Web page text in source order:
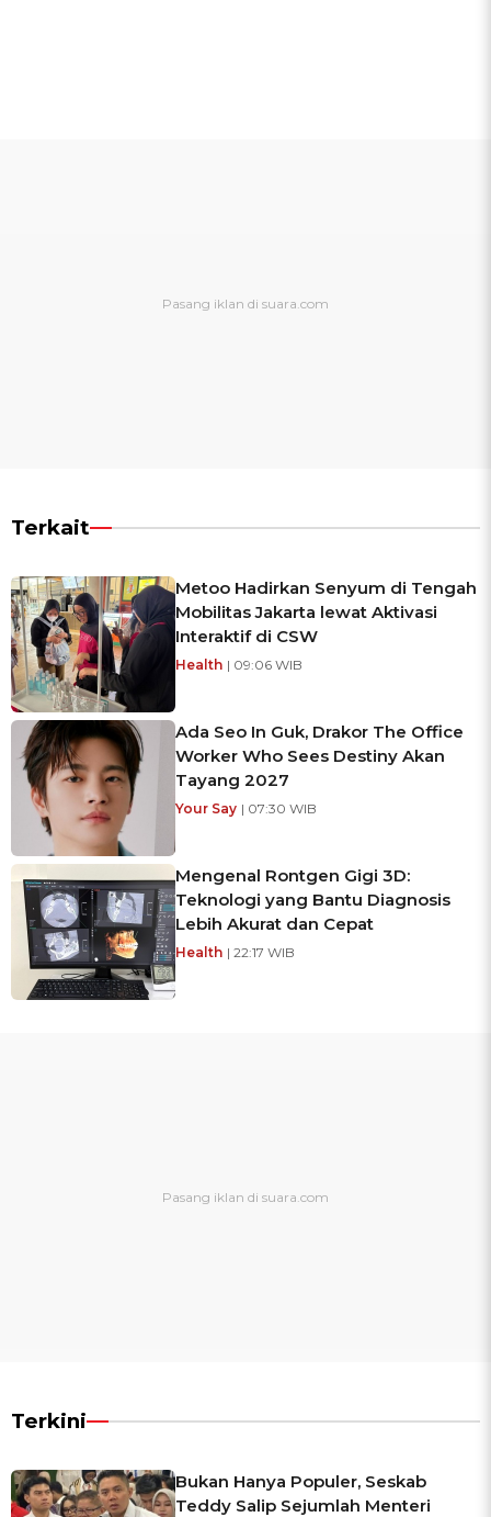
Terkait
Metoo Hadirkan Senyum di Tengah
Mobilitas Jakarta lewat Aktivasi
Interaktif di CSW
Health | 09:06 WIB
Ada Seo In Guk, Drakor The Office
Worker Who Sees Destiny Akan
Tayang 2027
Your Say | 07:30 WIB
Mengenal Rontgen Gigi 3D:
Teknologi yang Bantu Diagnosis
Lebih Akurat dan Cepat
Health | 22:17 WIB
Terkini
Bukan Hanya Populer, Seskab
Teddy Salip Sejumlah Menteri